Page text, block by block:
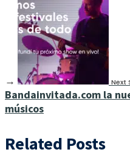
→ Next
Bandainvitada.com la
músicos
Related Posts